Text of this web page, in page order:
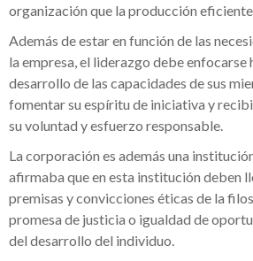
organización que la producción
Además de estar en función de las
la empresa, el liderazgo debe enfocarse
desarrollo de las capacidades de sus
fomentar su espíritu de iniciativa y
su voluntad y esfuerzo responsable.
La corporación es además una
afirmaba que en esta institución deben
premisas y convicciones éticas de la
promesa de justicia o igualdad de
del desarrollo del individuo.